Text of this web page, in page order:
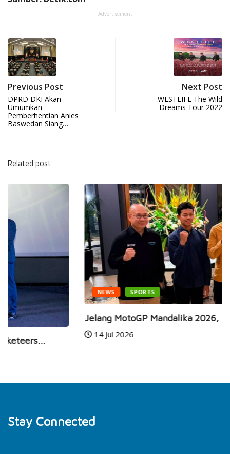
Advertisement
Previous Post
DPRD DKI Akan
Umumkan
Pemberhentian Anies
Baswedan Siang…
Next Post
WESTLIFE The Wild
Dreams Tour 2022
Related post
NEWS SPORTS
Jelang MotoGP Mandalika 2026, Mario Aji dan...
Stay Connected